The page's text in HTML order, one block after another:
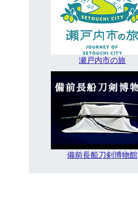
瀬戸内市の旅
備前長船刀剣博物館